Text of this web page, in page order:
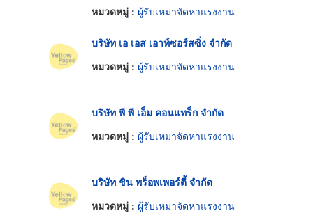
หมวดหมู่ : ผู้รับเหมาจัดหาแรงงาน
บริษัท เอ เอส เอาท์ซอร์สซิ่ง จำกัด
หมวดหมู่ : ผู้รับเหมาจัดหาแรงงาน
บริษัท พี พี เอ็ม คอนแทร็ก จำกัด
หมวดหมู่ : ผู้รับเหมาจัดหาแรงงาน
บริษัท ชิน พร็อพเพอร์ตี้ จำกัด
หมวดหมู่ : ผู้รับเหมาจัดหาแรงงาน